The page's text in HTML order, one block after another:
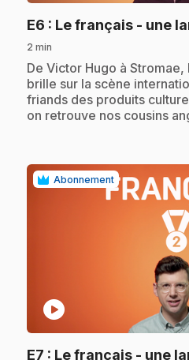
E6 : Le français - une
2 min
.De Victor Hugo à
brille sur la scène
friands des produits
on retrouve nos cousins
Abonnement
play_circle
E7 : Le français - une